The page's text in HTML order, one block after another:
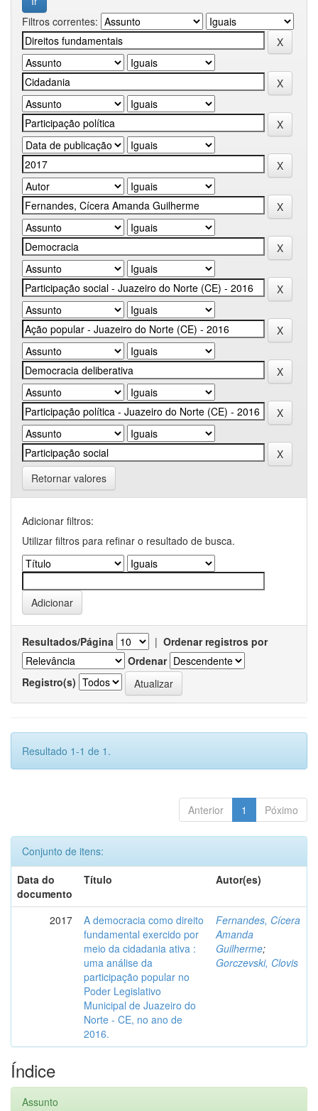
Filtros correntes:
Retornar valores
Adicionar filtros:
Utilizar filtros para refinar o resultado de busca.
Resultados/Página | Ordenar registros por
Ordenar
Registro(s)
Resultado 1-1 de 1.
Anterior 1 Póximo
Conjunto de itens:
Data do
documento
Título Autor(es)
2017
A democracia como direito
fundamental exercido por
meio da cidadania ativa :
uma análise da
participação popular no
Poder Legislativo
Municipal de Juazeiro do
Norte - CE, no ano de
2016.
Fernandes, Cícera
Amanda
Guilherme;
Gorczevski, Clovis
Índice
Assunto